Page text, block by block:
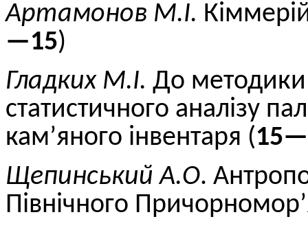
Артамонов М.І.
—15)
Гладких М.І. До методики
статистичного аналізу
кам’яного інвентаря (
Щепинський А.О.
Північного